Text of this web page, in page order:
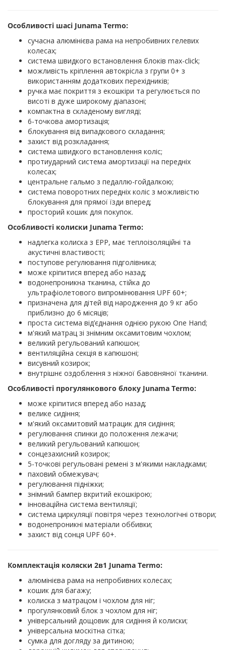
Особливості шасі Junama Termo:
сучасна алюмінієва рама на непробивних гелевих
колесах;
система швидкого встановлення блоків max-click;
можливість кріплення автокрісла з групи 0+ з
використанням додаткових перехідників;
ручка має покриття з екошкіри та регулюється по
висоті в дуже широкому діапазоні;
компактна в складеному вигляді;
6-точкова амортизація;
блокування від випадкового складання;
захист від розкладання;
система швидкого встановлення коліс;
протиударний система амортизації на передніх
колесах;
центральне гальмо з педаллю-гойдалкою;
система поворотних передніх коліс з можливістю
блокування для прямої їзди вперед;
просторий кошик для покупок.
Особливості колиски Junama Termo:
надлегка колиска з EPP, має теплоізоляційні та
акустичні властивості;
поступове регулювання підголівника;
може кріпитися вперед або назад;
водонепроникна тканина, стійка до
ультрафіолетового випромінювання UPF 60+;
призначена для дітей від народження до 9 кг або
приблизно до 6 місяців;
проста система від’єднання однією рукою One Hand;
м'який матрац зі знімним оксамитовим чохлом;
великий регульований капюшон;
вентиляційна секція в капюшоні;
висувний козирок;
внутрішнє оздоблення з ніжної бавовняної тканини.
Особливості прогулянкового блоку Junama Termo:
може кріпитися вперед або назад;
велике сидіння;
м'який оксамитовий матрацик для сидіння;
регулювання спинки до положення лежачи;
великий регульований капюшон;
сонцезахисний козирок;
5-точкові регульовані ремені з м'якими накладками;
паховий обмежувач;
регулювання підніжки;
знімний бампер вкритий екошкірою;
інноваційна система вентиляції;
система циркуляції повітря через технологічні отвори;
водонепроникні матеріали оббивки;
захист від сонця UPF 60+.
Комплектація коляски 2в1 Junama Termo:
алюмінієва рама на непробивних колесах;
кошик для багажу;
колиска з матрацом і чохлом для ніг;
прогулянковий блок з чохлом для ніг;
універсальний дощовик для сидіння й колиски;
універсальна москітна сітка;
сумка для догляду за дитиною;